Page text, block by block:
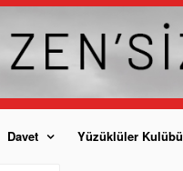
Davet Yüzüklüler Kulübü